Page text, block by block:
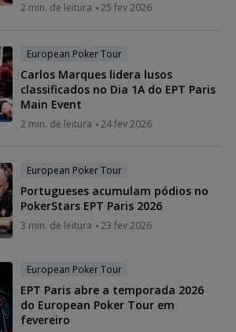
2 min. de leitura 25 fev 2026
European Poker Tour
Carlos Marques lidera lusos
classificados no Dia 1A do EPT Paris
Main Event
2 min. de leitura 24 fev 2026
European Poker Tour
Portugueses acumulam pódios no
PokerStars EPT Paris 2026
3 min. de leitura 23 fev 2026
European Poker Tour
EPT Paris abre a temporada 2026
do European Poker Tour em
fevereiro